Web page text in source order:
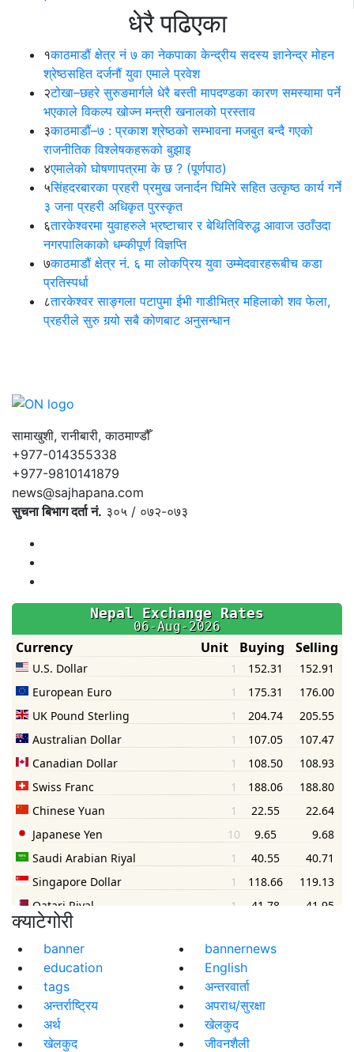
धेरै पढिएका
१काठमाडौं क्षेत्र नं ७ का नेकपाका केन्द्रीय सदस्य ज्ञानेन्द्र मोहन
श्रेष्ठसहित दर्जनौं युवा एमाले प्रवेश
२टोखा–छहरे सुरुङमार्गले धेरै बस्ती मापदण्डका कारण समस्यामा पर्ने
भएकाले विकल्प खोज्न मन्त्री खनालको प्रस्ताव
३काठमाडौं–७ : प्रकाश श्रेष्ठको सम्भावना मजबुत बन्दै गएको
राजनीतिक विश्लेषकहरूको बुझाइ
४एमालेको घोषणापत्रमा के छ ? (पूर्णपाठ)
५सिंहदरबारका प्रहरी प्रमुख जनार्दन घिमिरे सहित उत्कृष्ठ कार्य गर्ने
३ जना प्रहरी अधिकृत पुरस्कृत
६तारकेश्वरमा युवाहरुले भ्रष्टाचार र बेथितिविरुद्ध आवाज उठाँउदा
नगरपालिकाको धम्कीपूर्ण विज्ञप्ति
७काठमाडौं क्षेत्र नं. ६ मा लोकप्रिय युवा उम्मेदवारहरूबीच कडा
प्रतिस्पर्धा
८तारकेश्वर साङ्गला पटापुमा ईभी गाडीभित्र महिलाको शव फेला,
प्रहरीले सुरु गर्‍यो सबै कोणबाट अनुसन्धान
सामाखुशी, रानीबारी, काठमाण्डौँ
+977-014355338
+977-9810141879
news@sajhapana.com
सुचना बिभाग दर्ता नं. ३०५ / ०७२-०७३
क्याटेगोरी
banner
bannernews
education
English
tags
अन्तरवार्ता
अन्तर्राष्ट्रिय
अपराध/सुरक्षा
अर्थ
खेलकुद
खेलकुद
जीवनशैली